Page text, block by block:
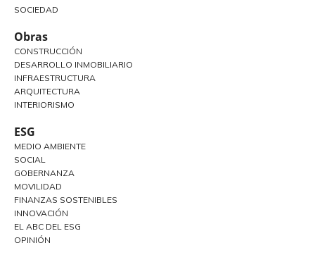
SOCIEDAD
Obras
CONSTRUCCIÓN
DESARROLLO INMOBILIARIO
INFRAESTRUCTURA
ARQUITECTURA
INTERIORISMO
ESG
MEDIO AMBIENTE
SOCIAL
GOBERNANZA
MOVILIDAD
FINANZAS SOSTENIBLES
INNOVACIÓN
EL ABC DEL ESG
OPINIÓN